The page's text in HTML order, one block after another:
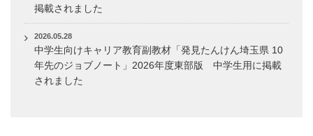
掲載されました
2026.05.28
中学生向けキャリア教育副教材「発見たんけん埼玉県 10
年先のジョブノート」2026年度東部版 中学生用に掲載
されました